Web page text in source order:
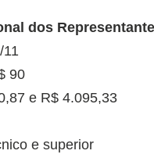
dos
90
e R$ 4.095,33
e superior